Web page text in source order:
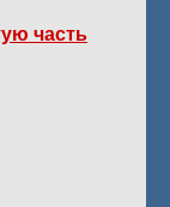
часть